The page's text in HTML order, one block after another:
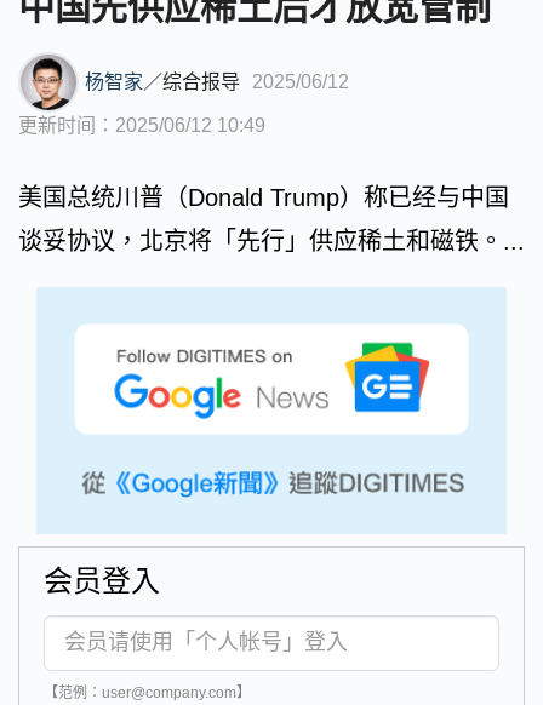
杨智家 ／综合报导 2025/06/12
更新时间：2025/06/12 10:49
美国总统川普（Donald Trump）称已经与中国
谈妥协议，北京将「先行」供应稀土和磁铁。...
会员登入
【范例：user@company.com】